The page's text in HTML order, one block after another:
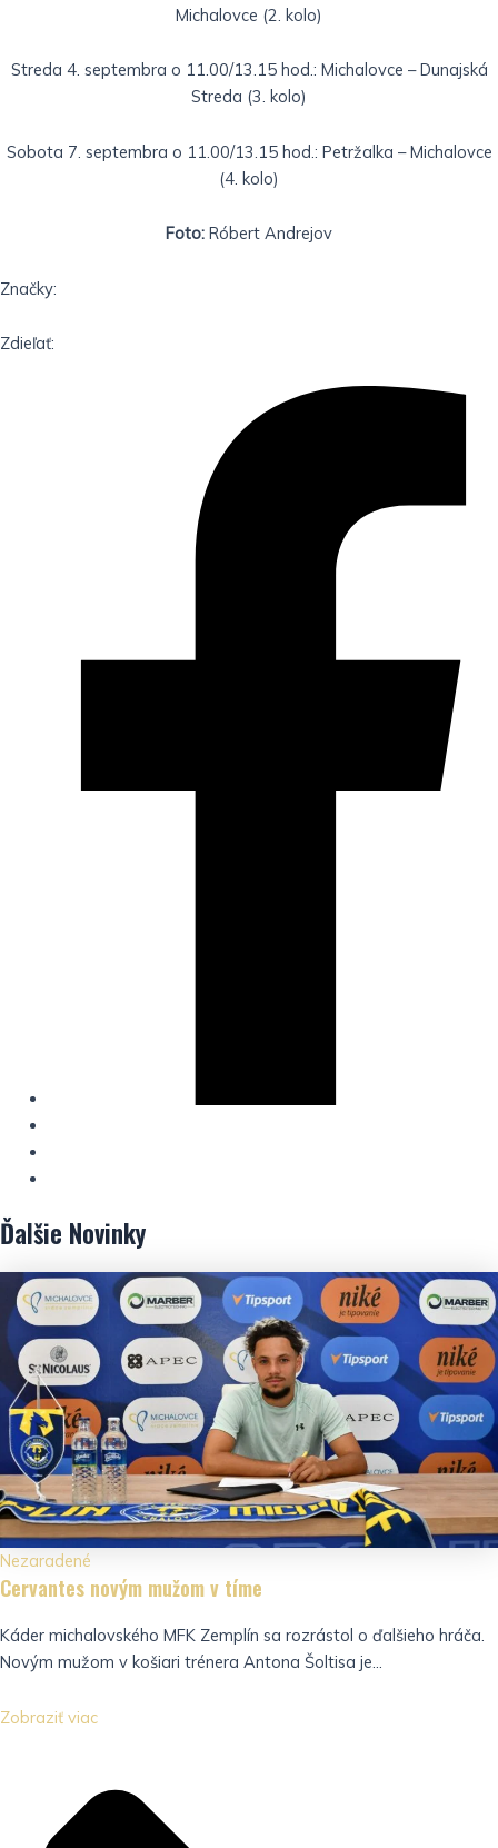
Michalovce (2. kolo)
Streda 4. septembra o 11.00/13.15 hod.: Michalovce – Dunajská
Streda (3. kolo)
Sobota 7. septembra o 11.00/13.15 hod.: Petržalka – Michalovce
(4. kolo)
Foto: Róbert Andrejov
Značky:
Zdieľať:
Ďalšie Novinky
Nezaradené
Cervantes novým mužom v tíme
Káder michalovského MFK Zemplín sa rozrástol o ďalšieho hráča.
Novým mužom v košiari trénera Antona Šoltisa je...
Zobraziť viac